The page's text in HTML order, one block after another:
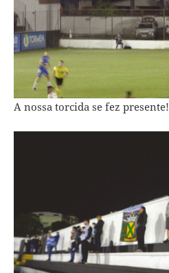
A nossa torcida se fez presente!